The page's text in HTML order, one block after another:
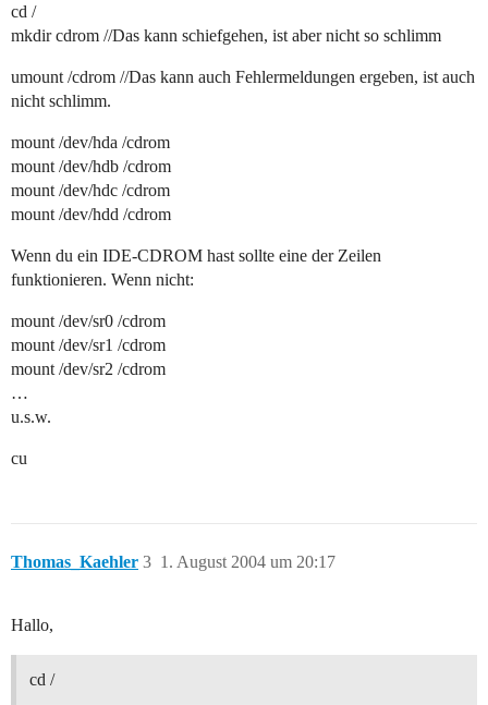
cd /
mkdir cdrom //Das kann schiefgehen, ist aber nicht so schlimm
umount /cdrom //Das kann auch Fehlermeldungen ergeben, ist auch
nicht schlimm.
mount /dev/hda /cdrom
mount /dev/hdb /cdrom
mount /dev/hdc /cdrom
mount /dev/hdd /cdrom
Wenn du ein IDE-CDROM hast sollte eine der Zeilen
funktionieren. Wenn nicht:
mount /dev/sr0 /cdrom
mount /dev/sr1 /cdrom
mount /dev/sr2 /cdrom
…
u.s.w.
cu
Thomas_Kaehler 1. August 2004 um 20:17
3
Hallo,
cd /